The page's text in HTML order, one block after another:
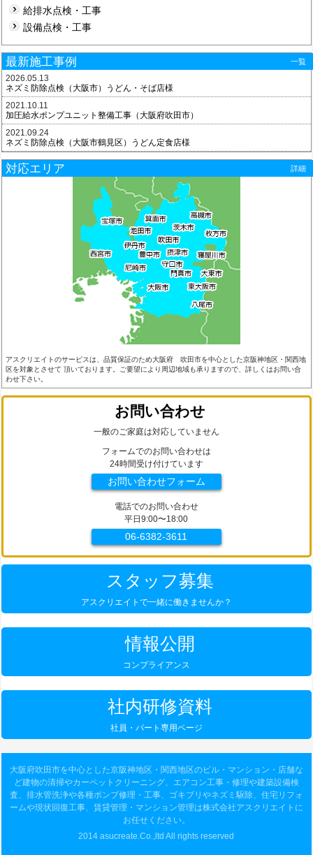
給排水点検・工事
設備点検・工事
最新施工事例 一覧
2026.05.13
ネズミ防除点検（大阪市）うどん・そば店様
2021.10.11
加圧給水ポンプユニット整備工事（大阪府吹田市）
2021.09.24
ネズミ防除点検（大阪市鶴見区）うどん定食店様
対応エリア 詳細
アスクリエイトのサービスは、品質保証のため大阪府 吹田市を中心とした京阪神地区・関西地
区を対象とさせて 頂いております。ご要望により周辺地域も承りますので、詳しくはお問い合
わせ下さい。
お問い合わせ
一般のご家庭は対応していません
フォームでのお問い合わせは
24時間受け付けています
お問い合わせフォーム
電話でのお問い合わせ
平日9:00〜18:00
06-6382-3611
スタッフ募集
アスクリエイトで一緒に働きませんか？
情報公開
コンプライアンス
社内研修資料
社員・パート専用ページ
大阪府吹田市を中心とした京阪神地区・関西地区のビル・マンション・店舗な
ど建物の清掃やカーペットクリーニング、エアコン工事・修理や建築設備検
査、排水管洗浄や各種ポンプ修理・工事、ゴキブリやネズミ駆除、住宅リフォ
ームや現状回復工事、賃貸管理・マンション管理は株式会社アスクリエイトに
お任せください。
2014 asucreate.Co.,ltd All rights reserved